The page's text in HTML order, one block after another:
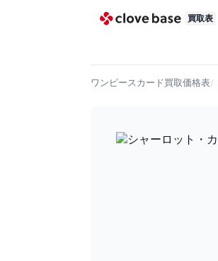
買取表
ワンピースカード買取価格表